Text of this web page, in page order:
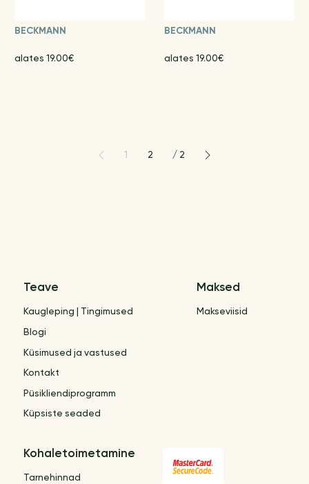
BECKMANN
alates 19.00€
BECKMANN
alates 19.00€
1 2 / 2
Teave
Kaugleping | Tingimused
Blogi
Küsimused ja vastused
Kontakt
Püsikliendiprogramm
Küpsiste seaded
Maksed
Makseviisid
Kohaletoimetamine
Tarnehinnad